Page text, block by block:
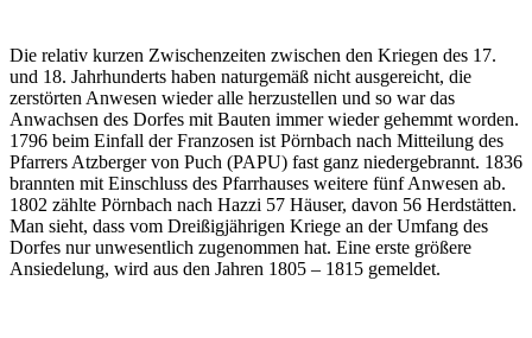
Die relativ kurzen Zwischenzeiten zwischen den Kriegen des 17.
und 18. Jahrhunderts haben naturgemäß nicht ausgereicht, die
zerstörten Anwesen wieder alle herzustellen und so war das
Anwachsen des Dorfes mit Bauten immer wieder gehemmt worden.
1796 beim Einfall der Franzosen ist Pörnbach nach Mitteilung des
Pfarrers Atzberger von Puch (PAPU) fast ganz niedergebrannt. 1836
brannten mit Einschluss des Pfarrhauses weitere fünf Anwesen ab.
1802 zählte Pörnbach nach Hazzi 57 Häuser, davon 56 Herdstätten.
Man sieht, dass vom Dreißigjährigen Kriege an der Umfang des
Dorfes nur unwesentlich zugenommen hat. Eine erste größere
Ansiedelung, wird aus den Jahren 1805 – 1815 gemeldet.